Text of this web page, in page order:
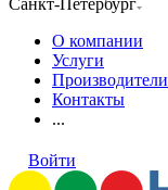
Санкт-Петербург
О компании
Услуги
Производители
Контакты
...
Войти